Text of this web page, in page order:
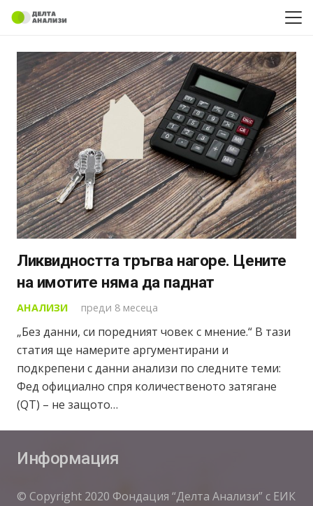
Ликвидността тръгва нагоре. Цените
на имотите няма да паднат
АНАЛИЗИ преди 8 месеца
„Без данни, си поредният човек с мнение.“ В тази
статия ще намерите аргументирани и
подкрепени с данни анализи по следните теми:
Фед официално спря количественото затягане
(QT) – не защото…
Информация
© Copyright 2020 Фондация “Делта Анализи” с ЕИК